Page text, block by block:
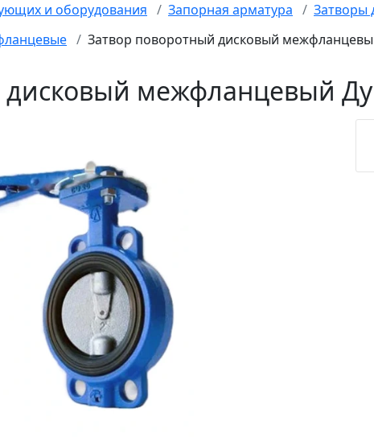
и оборудования Запорная арматура
Затворы
Затвор поворотный дисковый
межфланцевый Ду